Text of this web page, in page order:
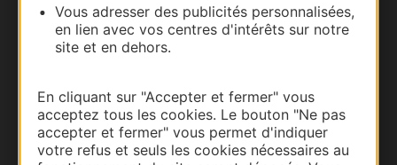
Vous adresser des publicités personnalisées,
en lien avec vos centres d'intérêts sur notre
site et en dehors.
En cliquant sur "Accepter et fermer" vous
acceptez tous les cookies. Le bouton "Ne pas
accepter et fermer" vous permet d'indiquer
votre refus et seuls les cookies nécessaires au